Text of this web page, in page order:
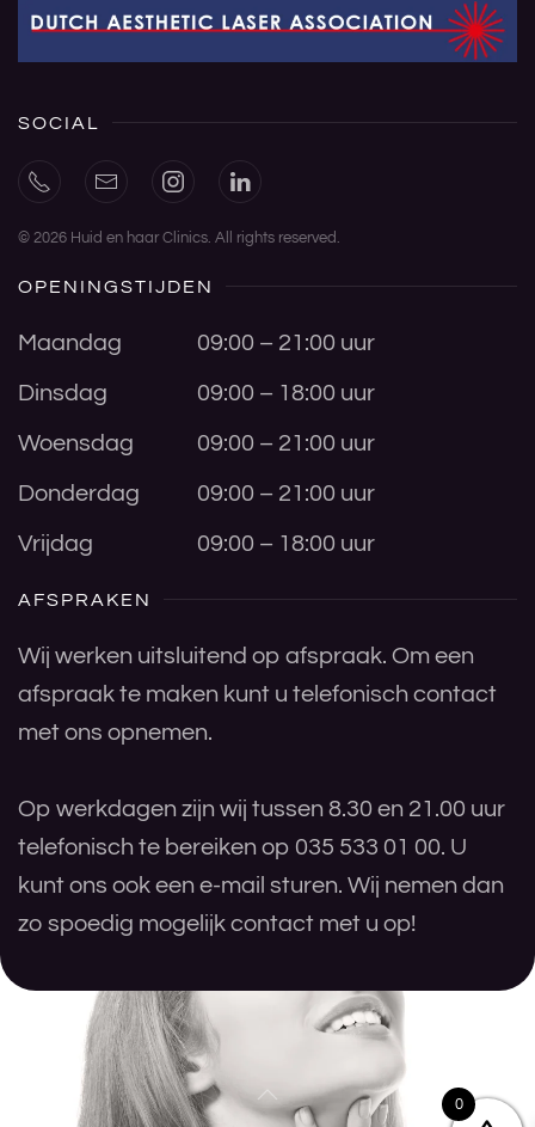
SOCIAL
© 2026 Huid en haar Clinics. All rights reserved.
OPENINGSTIJDEN
Maandag 09:00 – 21:00 uur
Dinsdag 09:00 – 18:00 uur
Woensdag 09:00 – 21:00 uur
Donderdag 09:00 – 21:00 uur
Vrijdag 09:00 – 18:00 uur
AFSPRAKEN
Wij werken uitsluitend op afspraak. Om een
afspraak te maken kunt u telefonisch contact
met ons opnemen.
Op werkdagen zijn wij tussen 8.30 en 21.00 uur
telefonisch te bereiken op 035 533 01 00. U
kunt ons ook een e-mail sturen. Wij nemen dan
zo spoedig mogelijk contact met u op!
0